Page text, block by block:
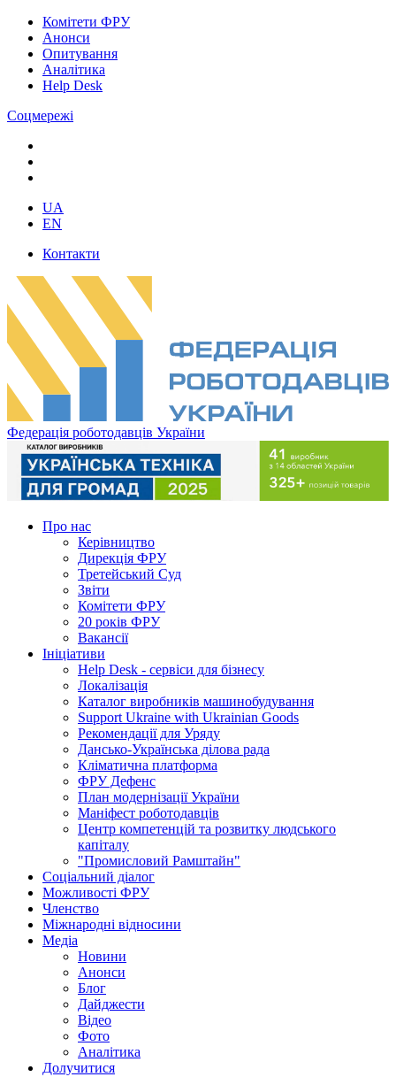
Комітети ФРУ
Анонси
Опитування
Аналітика
Help Desk
Соцмережі
UA
EN
Контакти
Федерація роботодавців України
Про нас
Керівництво
Дирекція ФРУ
Третейський Суд
Звіти
Комітети ФРУ
20 років ФРУ
Вакансії
Ініціативи
Help Desk - сервіси для бізнесу
Локалізація
Каталог виробників машинобудування
Support Ukraine with Ukrainian Goods
Рекомендації для Уряду
Дансько-Українська ділова рада
Кліматична платформа
ФРУ Дефенс
План модернізації України
Маніфест роботодавців
Центр компетенцій та розвитку людського
капіталу
"Промисловий Рамштайн"
Соціальний діалог
Можливості ФРУ
Членство
Міжнародні відносини
Медіа
Новини
Анонси
Блог
Дайджести
Відео
Фото
Аналітика
Долучитися